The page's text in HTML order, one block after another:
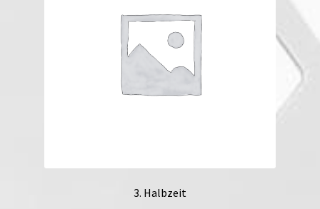
3. Halbzeit